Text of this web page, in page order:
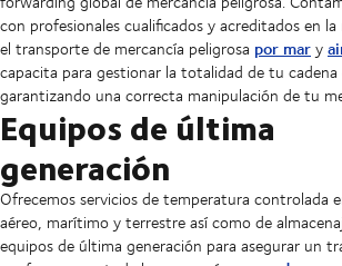
con profesionales cualificados y acreditados en
el transporte de mercancía peligrosa por mary
capacita para gestionar la totalidad de tu
garantizando una correcta manipulación de tu
Equipos de última
generación
Ofrecemos servicios de temperatura controlada
aéreo, marítimo y terrestre así como de
equipos de última generación para asegurar un